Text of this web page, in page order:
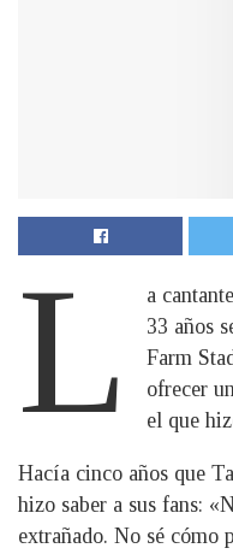
L
a
33 años
Farm
ofrecer
el que
Hacía cinco años que
hizo saber a sus fans:
extrañado. No sé cómo